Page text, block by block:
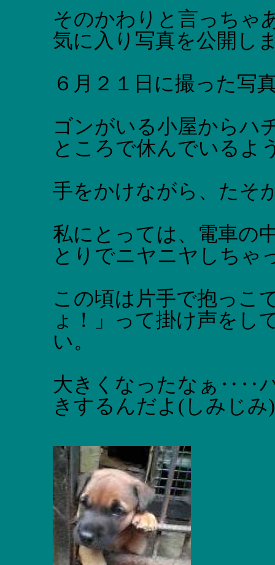
そのかわりと言っちゃ
気に入り写真を公開し
６月２１日に撮った写
ゴンがいる小屋からハ
ところで休んでいるよ
手をかけながら、たそ
私にとっては、電車の
とりでニヤニヤしちゃ
この頃は片手で抱っこ
ょ！」って掛け声をし
い。
大きくなったなぁ‥‥
きするんだよ(しみじみ)